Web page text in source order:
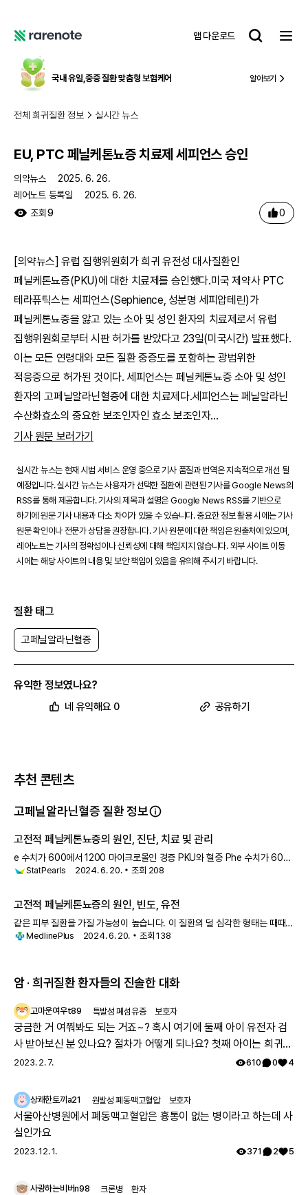
어
노
트
앱 다운로드
레
노
트
국내 유일,중증 질환 맞춤형 보험케어 알아보기
전체 희귀질환 정보 실시간 뉴스
EU, PTC 페닐케톤뇨증 치료제 세피언스 승인
의약뉴스
2025. 6. 26.
레어노트 등록일
2025. 6. 26.
조회 9 0
[의약뉴스] 유럽 집행위원회가 희귀 유전성 대사질환인
페닐케톤뇨증(PKU)에 대한 치료제를 승인했다.미국 제약사 PTC
테라퓨틱스는 세피언스(Sephience, 성분명 세피압테린)가
페닐케톤뇨증을 앓고 있는 소아 및 성인 환자의 치료제로서 유럽
집행위원회로부터 시판 허가를 받았다고 23일(미국시간) 발표했다.
이는 모든 연령대와 모든 질환 중증도를 포함하는 광범위한
적응증으로 허가된 것이다. 세피언스는 페닐케톤뇨증 소아 및 성인
환자의 고페닐알라닌혈증에 대한 치료제다.세피언스는 페닐알라닌
수산화효소의 중요한 보조인자인 효소 보조인자...
기사 원문 보러가기
실시간 뉴스는 현재 시범 서비스 운영 중으로 기사 품질과 번역은 지속적으로 개선 될
예정입니다. 실시간 뉴스는 사용자가 선택한 질환에 관련된 기사를 Google News의
RSS를 통해 제공합니다. 기사의 제목과 설명은 Google News RSS를 기반으로
하기에 원문 기사 내용과 다소 차이가 있을 수 있습니다. 중요한 정보 활용 시에는 기사
원문 확인이나 전문가 상담을 권장합니다. 기사 원문에 대한 책임은 원출처에 있으며,
레어노트는 기사의 정확성이나 신뢰성에 대해 책임지지 않습니다. 외부 사이트 이동
시에는 해당 사이트의 내용 및 보안 책임이 있음을 유의해 주시기 바랍니다.
질환 태그
고페닐알라닌혈증
유익한 정보였나요?
네 유익해요 0 공유하기
추천 콘텐츠
고페닐알라닌혈증 질환 정보
고전적 페닐케톤뇨증의 원인, 진단, 치료 및 관리
e 수치가 600에서 1200 마이크로몰인 경증 PKU와 혈중 Phe 수치가 600
마이크로몰 미만인 경증 고페닐알라닌혈증을 유발합니다. Phe는 필수
StatPearls 2024. 6. 20. 조회 208
고전적 페닐케톤뇨증의 원인, 빈도, 유전
같은 피부 질환을 가질 가능성이 높습니다. 이 질환의 덜 심각한 형태는 때때로
변형 PKU 및 비-PKU 고페닐알라닌혈증이라고 불리며, 뇌 손상의 위험이
MedlinePlus 2024. 6. 20. 조회138
암 · 희귀질환 환자들의 진솔한 대화
고마운여우t89 특발성 폐섬유증 보호자
궁금한 거 여쭤봐도 되는 거죠~? 혹시 여기에 둘째 아이 유전자 검
사 받아보신 분 있나요? 절차가 어떻게 되나요? 첫째 아이는 희귀질
환 진단받았고, 당시에 애기 아빠랑 저랑 유전자 검사했는데 돌연변
걱정스러워서리.. 다들 몇주차에 무슨 검사하셨나요? 도움 좀 주심
감사하겠습니다.
2023. 2. 7. 610 0 4
상쾌한토끼a21 원발성 폐동맥고혈압 보호자
서울아산병원에서 폐동맥고혈압은 흉통이 없는 병이라고 하는데 사
실인가요
2023. 12. 1. 371 2 5
사랑하는비버n98 크론병 환자